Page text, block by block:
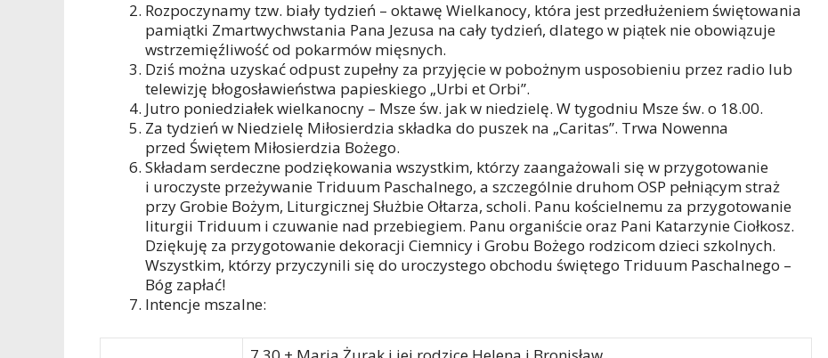
Rozpoczynamy tzw. biały tydzień – oktawę Wielkanocy, która jest przedłużeniem świętowania
pamiątki Zmartwychwstania Pana Jezusa na cały tydzień, dlatego w piątek nie obowiązuje
wstrzemięźliwość od pokarmów mięsnych.
Dziś można uzyskać odpust zupełny za przyjęcie w pobożnym usposobieniu przez radio lub
telewizję błogosławieństwa papieskiego „Urbi et Orbi”.
Jutro poniedziałek wielkanocny – Msze św. jak w niedzielę. W tygodniu Msze św. o 18.00.
Za tydzień w Niedzielę Miłosierdzia składka do puszek na „Caritas”. Trwa Nowenna
przed Świętem Miłosierdzia Bożego.
Składam serdeczne podziękowania wszystkim, którzy zaangażowali się w przygotowanie
i uroczyste przeżywanie Triduum Paschalnego, a szczególnie druhom OSP pełniącym straż
przy Grobie Bożym, Liturgicznej Służbie Ołtarza, scholi. Panu kościelnemu za przygotowanie
liturgii Triduum i czuwanie nad przebiegiem. Panu organiście oraz Pani Katarzynie Ciołkosz.
Dziękuję za przygotowanie dekoracji Ciemnicy i Grobu Bożego rodzicom dzieci szkolnych.
Wszystkim, którzy przyczynili się do uroczystego obchodu świętego Triduum Paschalnego –
Bóg zapłać!
Intencje mszalne: